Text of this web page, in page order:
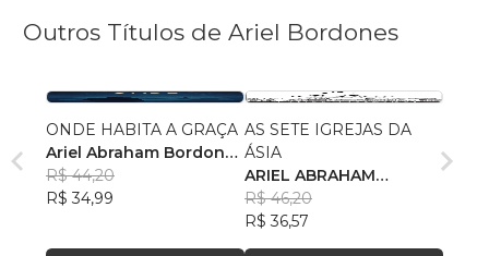
Outros Títulos de Ariel Bordones
ONDE HABITA A GRAÇA
Ariel Abraham Bordones
Collado
R$ 44,20
R$ 34,99
AS SETE IGREJAS DA
ÁSIA
ARIEL ABRAHAM
BORDONES COLLADO
R$ 46,20
R$ 36,57